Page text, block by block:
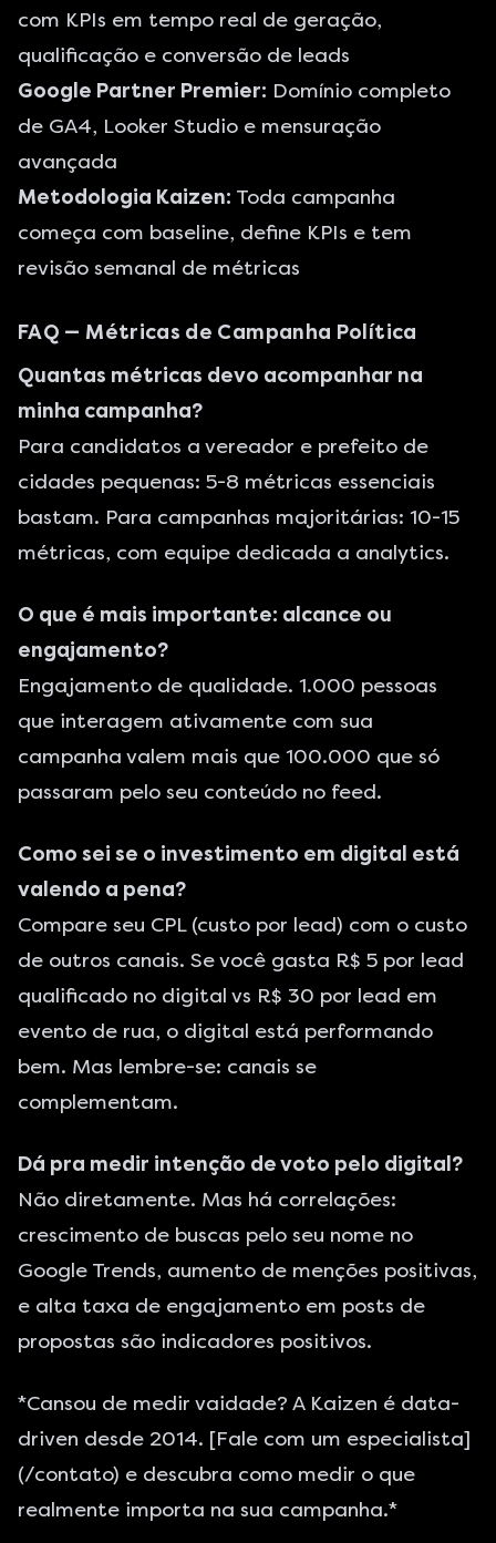
com KPIs em tempo real de geração,
qualificação e conversão de leads
Google Partner Premier: Domínio completo
de GA4, Looker Studio e mensuração
avançada
Metodologia Kaizen: Toda campanha
começa com baseline, define KPIs e tem
revisão semanal de métricas
FAQ — Métricas de Campanha Política
Quantas métricas devo acompanhar na
minha campanha?
Para candidatos a vereador e prefeito de
cidades pequenas: 5-8 métricas essenciais
bastam. Para campanhas majoritárias: 10-15
métricas, com equipe dedicada a analytics.
O que é mais importante: alcance ou
engajamento?
Engajamento de qualidade. 1.000 pessoas
que interagem ativamente com sua
campanha valem mais que 100.000 que só
passaram pelo seu conteúdo no feed.
Como sei se o investimento em digital está
valendo a pena?
Compare seu CPL (custo por lead) com o custo
de outros canais. Se você gasta R$ 5 por lead
qualificado no digital vs R$ 30 por lead em
evento de rua, o digital está performando
bem. Mas lembre-se: canais se
complementam.
Dá pra medir intenção de voto pelo digital?
Não diretamente. Mas há correlações:
crescimento de buscas pelo seu nome no
Google Trends, aumento de menções positivas,
e alta taxa de engajamento em posts de
propostas são indicadores positivos.
*Cansou de medir vaidade? A Kaizen é data-
driven desde 2014. [Fale com um especialista]
(/contato) e descubra como medir o que
realmente importa na sua campanha.*